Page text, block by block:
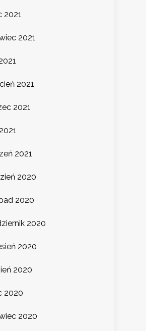
2021
2021
2021
2021
2021
2020
2020
2020
2020
2020
2020
2020